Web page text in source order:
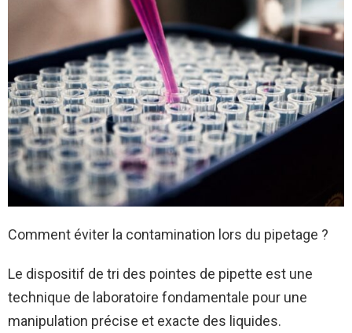
Comment éviter la contamination lors du pipetage ?
Le dispositif de tri des pointes de pipette est une
technique de laboratoire fondamentale pour une
manipulation précise et exacte des liquides.